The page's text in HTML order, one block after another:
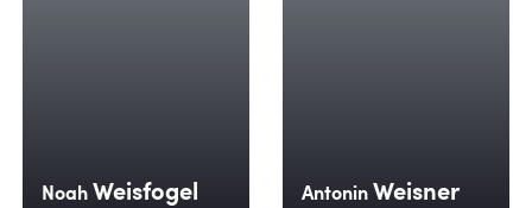
Noah Weisfogel Antonin Weisner